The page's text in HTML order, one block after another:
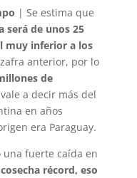
| Se estima que
será de unos 25
muy inferior a los
anterior, por lo
de
a decir más del
en años
era Paraguay.
fuerte caída en
récord, eso